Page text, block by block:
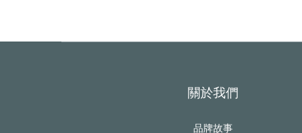
關於我們
品牌故事